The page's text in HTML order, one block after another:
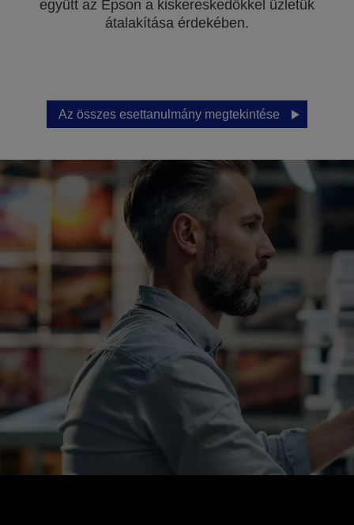
együtt az Epson a kiskereskedőkkel üzletük
átalakítása érdekében.
Az összes esettanulmány megtekintése